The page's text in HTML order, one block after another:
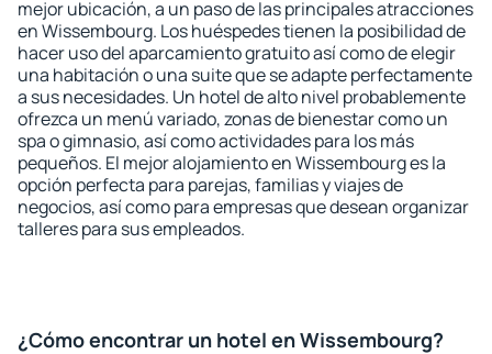
mejor ubicación, a un paso de las principales atracciones
en Wissembourg. Los huéspedes tienen la posibilidad de
hacer uso del aparcamiento gratuito así como de elegir
una habitación o una suite que se adapte perfectamente
a sus necesidades. Un hotel de alto nivel probablemente
ofrezca un menú variado, zonas de bienestar como un
spa o gimnasio, así como actividades para los más
pequeños. El mejor alojamiento en Wissembourg es la
opción perfecta para parejas, familias y viajes de
negocios, así como para empresas que desean organizar
talleres para sus empleados.
¿Cómo encontrar un hotel en Wissembourg?